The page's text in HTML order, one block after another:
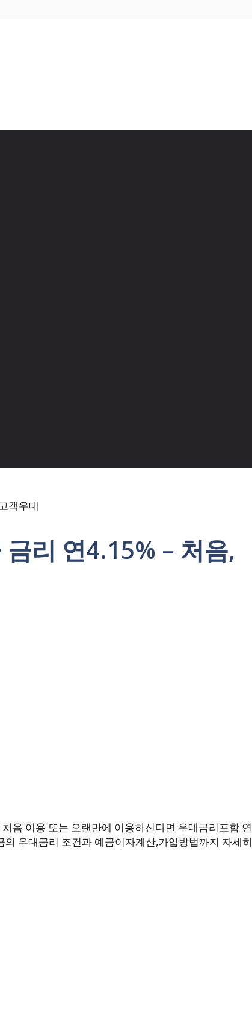
리 연4.15% – 처음,
음 이용 또는 오랜만에 이용하신다면 우대금리포함 연
우대금리 조건과 예금이자계산,가입방법까지 자세히